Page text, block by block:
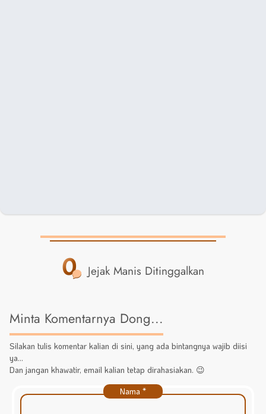
0 Jejak Manis Ditinggalkan
Minta Komentarnya Dong...
Silakan tulis komentar kalian di sini, yang ada bintangnya wajib diisi
ya...
Dan jangan khawatir, email kalian tetap dirahasiakan. 😉
Nama *